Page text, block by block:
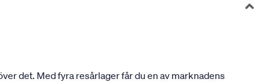
det. Med fyra resårlager får du en av marknadens